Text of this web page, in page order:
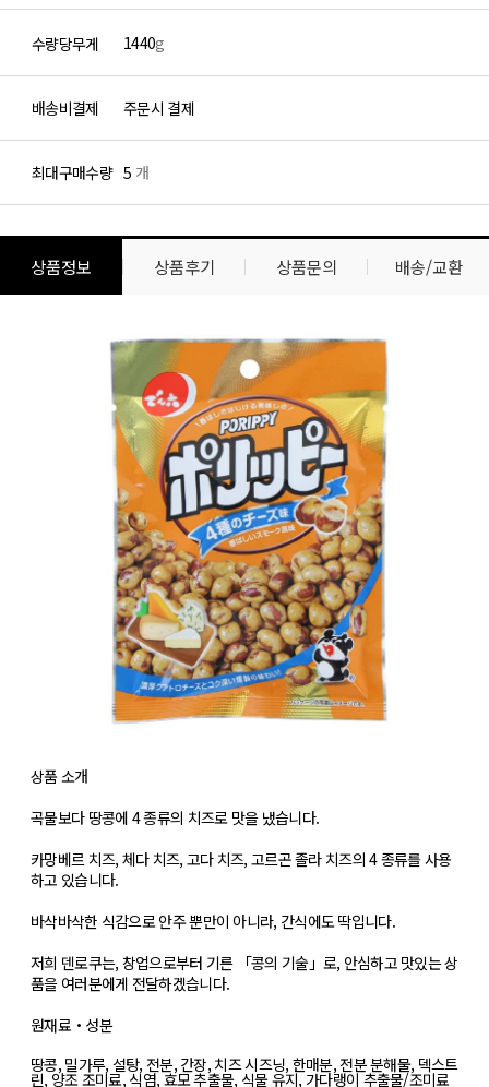
수량당무게 1440g
배송비결제 주문시 결제
최대구매수량 5 개
상품정보 상품후기 상품문의 배송/교환
상품 소개
곡물보다 땅콩에 4 종류의 치즈로 맛을 냈습니다.
카망베르 치즈, 체다 치즈, 고다 치즈, 고르곤 졸라 치즈의 4 종류를 사용
하고 있습니다.
바삭바삭한 식감으로 안주 뿐만이 아니라, 간식에도 딱입니다.
저희 덴로쿠는, 창업으로부터 기른 「콩의 기술」로, 안심하고 맛있는 상
품을 여러분에게 전달하겠습니다.
원재료・성분
땅콩, 밀가루, 설탕, 전분, 간장, 치즈 시즈닝, 한매분, 전분 분해물, 덱스트
린, 양조 조미료, 식염, 효모 추출물, 식물 유지, 가다랭이 추출물/조미료